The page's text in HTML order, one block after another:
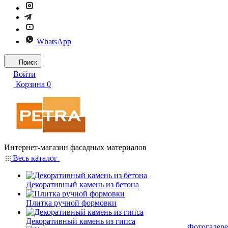
WhatsApp
Поиск
Войти
Корзина 0
Интернет-магазин фасадных материалов
Весь каталог
Декоративный камень из бетона
Плитка ручной формовки
Декоративный камень из гипса